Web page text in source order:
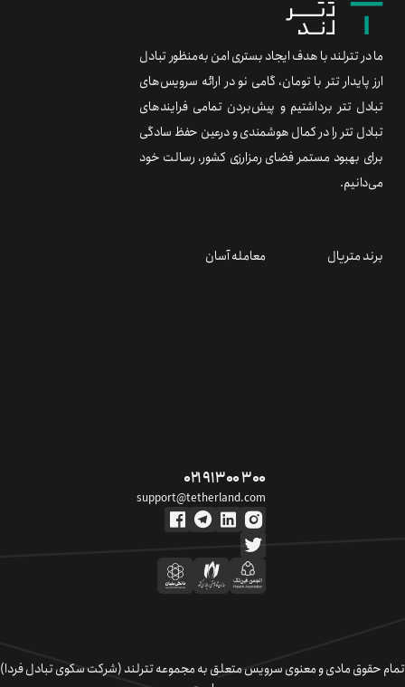
ما در تترلند با هدف ایجاد بستری امن به‌منظور تبادل
ارز پایدار تتر با تومان، گامی نو در ارائه سرویس‌های
تبادل تتر برداشتیم و پیش‌بردن تمامی فرایندهای
تبادل تتر را در کمال هوشمندی و درعین حفظ سادگی
برای بهبود مستمر فضای رمزارزی کشور، رسالت خود
می‌دانیم.
برند متریال معامله آسان
۰۲۱ ۹۱ ۳۰۰ ۳۰۰
support@tetherland.com
تمام حقوق مادی و معنوی سرویس متعلق به مجموعه تترلند (شرکت سکوی تبادل فردا)